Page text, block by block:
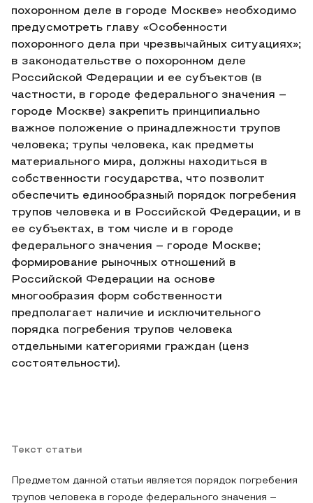
похоронном деле в городе Москве» необходимо
предусмотреть главу «Особенности
похоронного дела при чрезвычайных ситуациях»;
в законодательстве о похоронном деле
Российской Федерации и ее субъектов (в
частности, в городе федерального значения –
городе Москве) закрепить принципиально
важное положение о принадлежности трупов
человека; трупы человека, как предметы
материального мира, должны находиться в
собственности государства, что позволит
обеспечить единообразный порядок погребения
трупов человека и в Российской Федерации, и в
ее субъектах, в том числе и в городе
федерального значения – городе Москве;
формирование рыночных отношений в
Российской Федерации на основе
многообразия форм собственности
предполагает наличие и исключительного
порядка погребения трупов человека
отдельными категориями граждан (ценз
состоятельности).
Текст статьи
Предметом данной статьи является порядок погребения
трупов человека в городе федерального значения –